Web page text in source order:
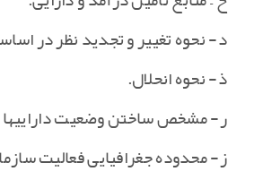
د- نحوه تغییر و تجدید نظر در
ذ- نحوه انحلال‌.
ر- مشخص ساختن وضعیت داراییها
ز- محدوده جغرافیایی فعالیت